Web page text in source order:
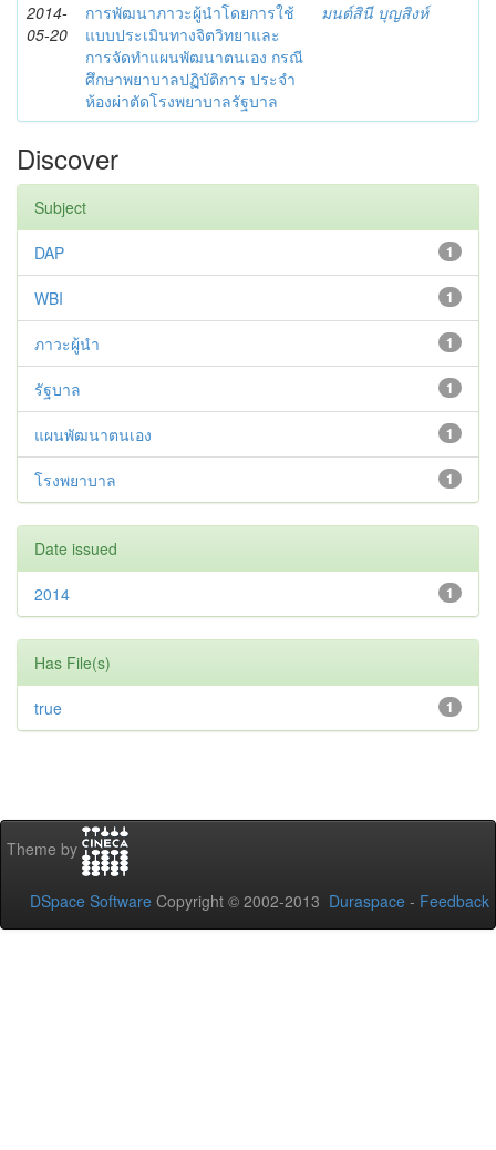
2014-
05-20
การพัฒนาภาวะผู้นำโดยการใช้
แบบประเมินทางจิตวิทยาและ
การจัดทำแผนพัฒนาตนเอง กรณี
ศึกษาพยาบาลปฏิบัติการ ประจำ
ห้องผ่าตัดโรงพยาบาลรัฐบาล
มนต์สินี บุญสิงห์
Discover
Subject
1
DAP
1
WBI
1
ภาวะผู้นำ
1
รัฐบาล
1
แผนพัฒนาตนเอง
1
โรงพยาบาล
Date issued
1
2014
Has File(s)
1
true
Theme by
DSpace Software Copyright © 2002-2013 Duraspace - Feedback